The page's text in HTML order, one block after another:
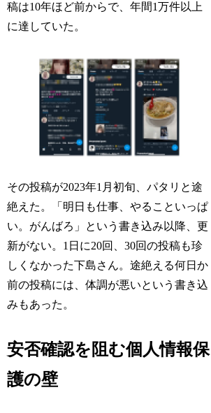
稿は10年ほど前からで、年間1万件以上
に達していた。
その投稿が2023年1月初旬、パタリと途
絶えた。「明日も仕事、やることいっぱ
い。がんばろ」という書き込み以降、更
新がない。1日に20回、30回の投稿も珍
しくなかった下島さん。途絶える何日か
前の投稿には、体調が悪いという書き込
みもあった。
安否確認を阻む個人情報保
護の壁